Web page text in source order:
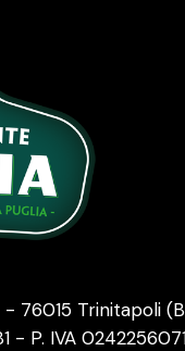
76015 Trinitapoli
- P. IVA